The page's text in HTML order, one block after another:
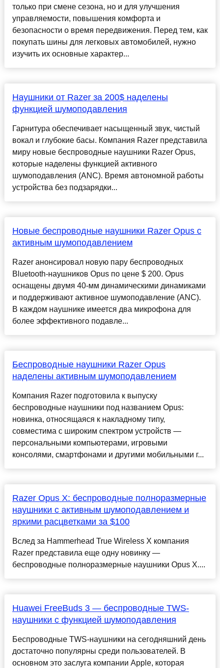
только при смене сезона, но и для улучшения
управляемости, повышения комфорта и
безопасности о время передвижения. Перед тем, как
покупать шины для легковых автомобилей, нужно
изучить их основные характер...
Наушники от Razer за 200$ наделены
функцией шумоподавления
Гарнитура обеспечивает насыщенный звук, чистый
вокал и глубокие басы. Компания Razer представила
миру новые беспроводные наушники Razer Opus,
которые наделены функцией активного
шумоподавления (ANC). Время автономной работы
устройства без подзарядки...
Новые беспроводные наушники Razer Opus с
активным шумоподавлением
Razer анонсировал новую пару беспроводных
Bluetooth-наушников Opus по цене $ 200. Opus
оснащены двумя 40-мм динамическими динамиками
и поддерживают активное шумоподавление (ANC).
В каждом наушнике имеется два микрофона для
более эффективного подавле...
Беспроводные наушники Razer Opus
наделены активным шумоподавлением
Компания Razer подготовила к выпуску
беспроводные наушники под названием Opus:
новинка, относящаяся к накладному типу,
совместима с широким спектром устройств —
персональными компьютерами, игровыми
консолями, смартфонами и другими мобильными г...
Razer Opus X: беспроводные полноразмерные
наушники с активным шумоподавлением и
яркими расцветками за $100
Вслед за Hammerhead True Wireless X компания
Razer представила еще одну новинку —
беспроводные полноразмерные наушники Opus X....
Huawei FreeBuds 3 — беспроводные TWS-
наушники с функцией шумоподавления
Беспроводные TWS-наушники на сегодняшний день
достаточно популярны среди пользователей. В
основном это заслуга компании Apple, которая